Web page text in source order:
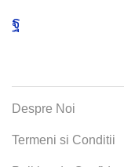
Facebook
Despre Noi
Termeni si Conditii